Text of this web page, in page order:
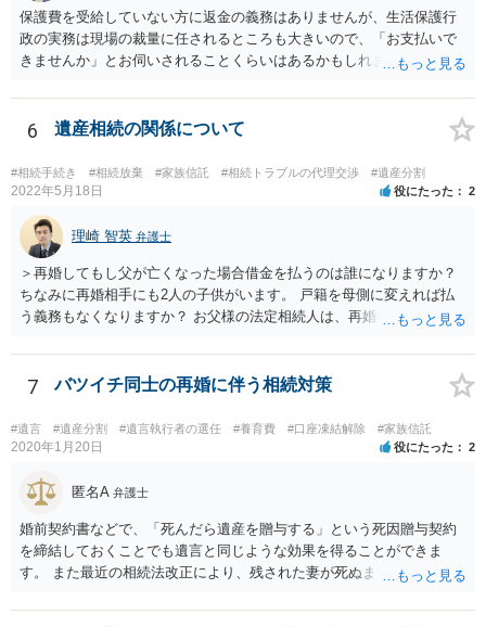
保護費を受給していない方に返金の義務はありませんが、生活保護行
政の実務は現場の裁量に任されるところも大きいので、「お支払いで
きませんか」とお伺いされることくらいはあるかもしれません。 通報
考えてご判断いただくのが良いと思います。
6 遺産相続の関係について
#相続手続き #相続放棄 #家族信託 #相続トラブルの代理交渉 #遺産分割
2022年5月18日 役にたった 2
理崎 智英 弁護士
＞再婚してもし父が亡くなった場合借金を払うのは誰になりますか？
ちなみに再婚相手にも2人の子供がいます。 戸籍を母側に変えれば払
う義務もなくなりますか？ お父様の法定相続人は、再婚相手とご相談
戸籍がどこにあるのかは関係ありません。 ただし、お父様が亡くなっ
たことを知ってから３か月以内に家庭裁判所にて「相続放棄」の手続
7 バツイチ同士の再婚に伴う相続対策
#遺言 #遺産分割 #遺言執行者の選任 #養育費 #口座凍結解除 #家族信託
2020年1月20日 役にたった 2
匿名A 弁護士
婚前契約書などで、「死んだら遺産を贈与する」という死因贈与契約
を締結しておくことでも遺言と同じような効果を得ることができま
す。 また最近の相続法改正により、残された妻が死ぬまで家に住み続
で、その制度を活用する方法も考えられます。 もし契約書の作成まで